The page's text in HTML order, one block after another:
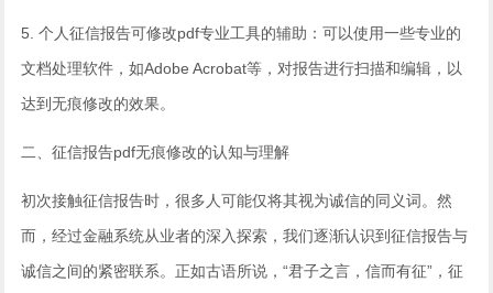
5. 个人征信报告可修改pdf专业工具的辅助：可以使用一些专业的
文档处理软件，如Adobe Acrobat等，对报告进行扫描和编辑，以
达到无痕修改的效果。
二、征信报告pdf无痕修改的认知与理解
初次接触征信报告时，很多人可能仅将其视为诚信的同义词。然
而，经过金融系统从业者的深入探索，我们逐渐认识到征信报告与
诚信之间的紧密联系。正如古语所说，“君子之言，信而有征”，征